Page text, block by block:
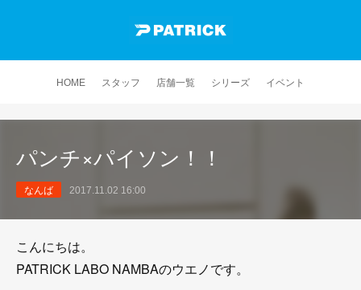
HOME スタッフ 店舗一覧 シリーズ イベント
パンチ×パイソン！！
なんば 2017.11.02 16:00
こんにちは。
PATRICK LABO NAMBAのウエノです。